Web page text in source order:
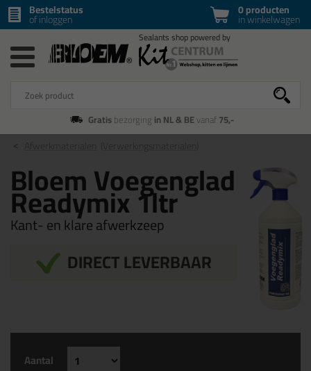
0 producten
in winkelwagen
Bestelstatus
of inloggen
Gratisbezorging in NL & BEvanaf75,-
Afwerkmaterialen (Verwerkingsmaterialen)
Bloem Voegenglad
Readymix 1ltr
Kant- en klare afwerkzeep
DIRECT LEVERBAAR
Aantal